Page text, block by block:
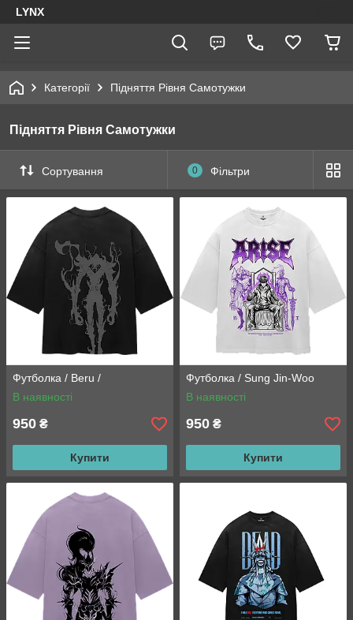
LYNX
Категорії Підняття Рівня Самотужки
Підняття Рівня Самотужки
Сортування 0 Фільтри
Футболка / Beru /
В наявності
950 ₴
Купити
Футболка / Sung Jin-Woo
В наявності
950 ₴
Купити